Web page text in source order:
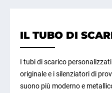
IL TUBO DI
I tubi di scarico
originale e i silenziatori di
suono più moderno e